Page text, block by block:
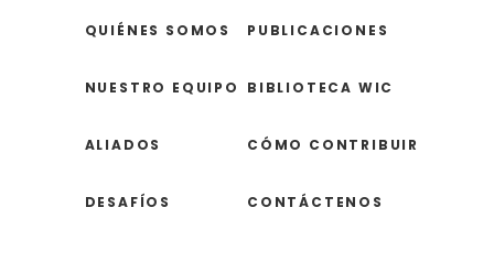
QUIÉNES SOMOS
NUESTRO EQUIPO
ALIADOS
DESAFÍOS
PUBLICACIONES
BIBLIOTECA WIC
CÓMO CONTRIBUIR
CONTÁCTENOS